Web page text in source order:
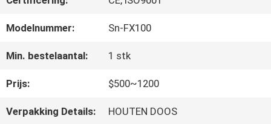
KWALITEITSCONTROLE
CONTACTEER
Modelnummer: Sn-FX100
Min. bestelaantal: 1 stk
Prijs: $500~1200
Verpakking Details: HOUTEN DOOS